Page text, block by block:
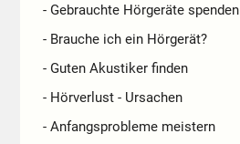
- Gebrauchte Hörgeräte spenden
- Brauche ich ein Hörgerät?
- Guten Akustiker finden
- Hörverlust - Ursachen
- Anfangsprobleme meistern